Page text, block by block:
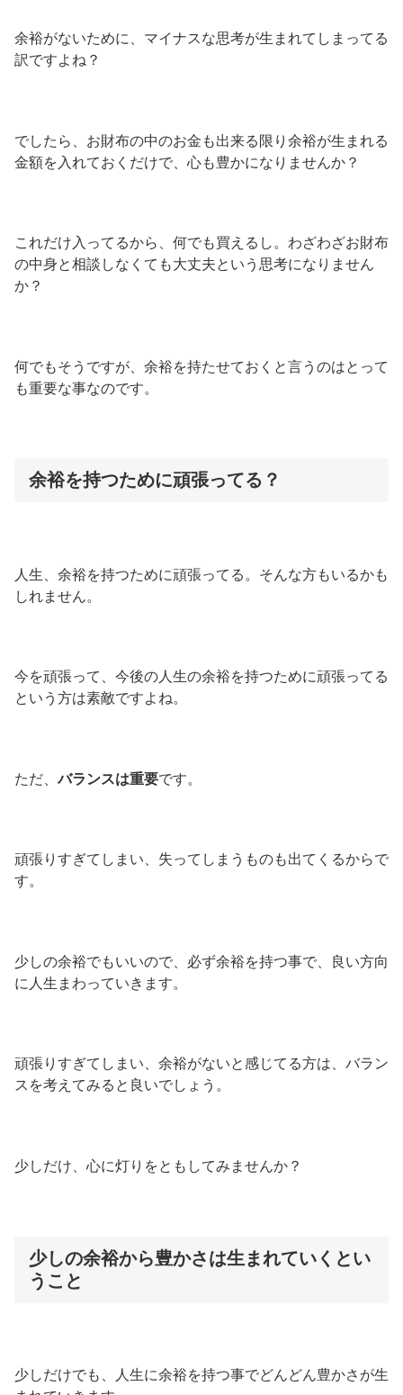
余裕がないために、マイナスな思考が生まれてしまってる
訳ですよね？
でしたら、お財布の中のお金も出来る限り余裕が生まれる
金額を入れておくだけで、心も豊かになりませんか？
これだけ入ってるから、何でも買えるし。わざわざお財布
の中身と相談しなくても大丈夫という思考になりません
か？
何でもそうですが、余裕を持たせておくと言うのはとって
も重要な事なのです。
余裕を持つために頑張ってる？
人生、余裕を持つために頑張ってる。そんな方もいるかも
しれません。
今を頑張って、今後の人生の余裕を持つために頑張ってる
という方は素敵ですよね。
ただ、バランスは重要です。
頑張りすぎてしまい、失ってしまうものも出てくるからで
す。
少しの余裕でもいいので、必ず余裕を持つ事で、良い方向
に人生まわっていきます。
頑張りすぎてしまい、余裕がないと感じてる方は、バラン
スを考えてみると良いでしょう。
少しだけ、心に灯りをともしてみませんか？
少しの余裕から豊かさは生まれていくとい
うこと
少しだけでも、人生に余裕を持つ事でどんどん豊かさが生